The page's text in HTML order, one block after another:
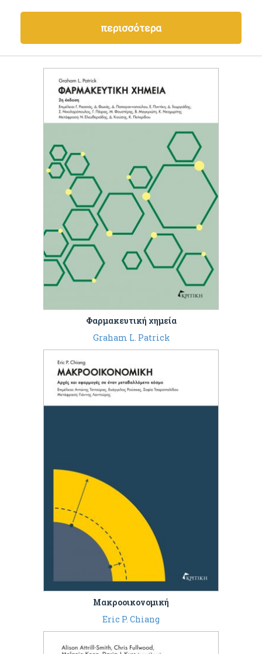
περισσότερα
Φαρμακευτική χημεία
Graham L. Patrick
Μακροοικονομική
Eric P. Chiang